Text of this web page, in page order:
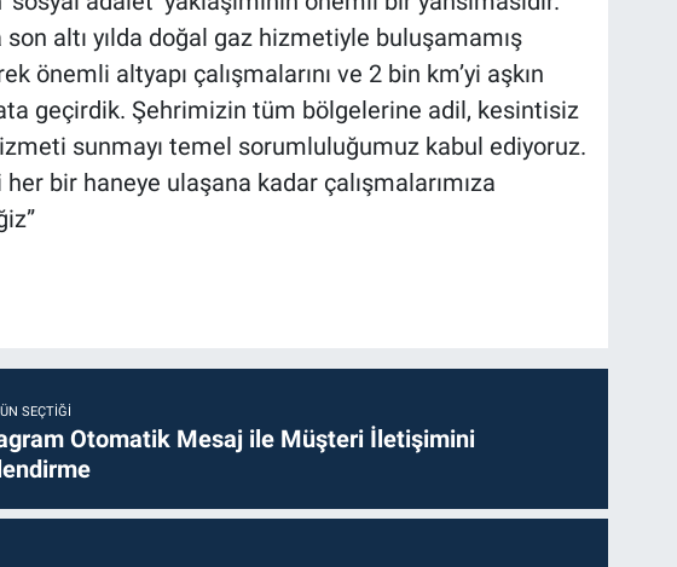
altı yılda doğal gaz hizmetiyle buluşamamış
önemli altyapı çalışmalarını ve 2 bin km’yi aşkın
geçirdik. Şehrimizin tüm bölgelerine adil, kesintisiz
sunmayı temel sorumluluğumuz kabul ediyoruz.
bir haneye ulaşana kadar çalışmalarımıza
SEÇTIĞI
Otomatik Mesaj ile Müşteri İletişimini